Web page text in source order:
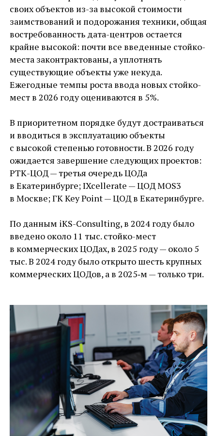
своих объектов из-за высокой стоимости
заимствований и подорожания техники, общая
востребованность дата-центров остается
крайне высокой: почти все введенные стойко-
места законтрактованы, а уплотнять
существующие объекты уже некуда.
Ежегодные темпы роста ввода новых стойко-
мест в 2026 году оцениваются в 5%.
В приоритетном порядке будут достраиваться
и вводиться в эксплуатацию объекты
с высокой степенью готовности. В 2026 году
ожидается завершение следующих проектов:
РТК-ЦОД — третья очередь ЦОДа
в Екатеринбурге; IXcellerate — ЦОД MOS3
в Москве; ГК Key Point — ЦОД в Екатеринбурге.
По данным iKS-Consulting, в 2024 году было
введено около 11 тыс. стойко-мест
в коммерческих ЦОДах, в 2025 году — около 5
тыс. В 2024 году было открыто шесть крупных
коммерческих ЦОДов, а в 2025‑м — только три.